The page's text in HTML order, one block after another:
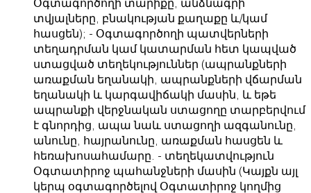
տվյալները, բնակության քաղաքը և/կամ
հասցեն); - Օգտագործողի պատվերների
տեղադրման կամ կատարման հետ կապված
ստացված տեղեկություններ (ապրանքների
առաքման եղանակի, ապրանքների վճարման
եղանակի և կարգավիճակի մասին, և եթե
ապրանքի վերջնական ստացողը տարբերվում
է գնորդից, ապա նաև ստացողի ազգանունը,
անունը, հայրանունը, առաքման հասցեն և
հեռախոսահամարը. - տեղեկատվություն
Օգտատիրոջ պահանջների մասին (Կայքն այլ
կերպ օգտագործելով Օգտատիրոջ կողմից